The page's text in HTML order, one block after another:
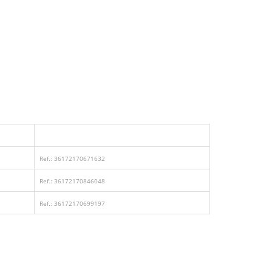
Ref.: 36172170671632
Ref.: 36172170846048
Ref.: 36172170699197